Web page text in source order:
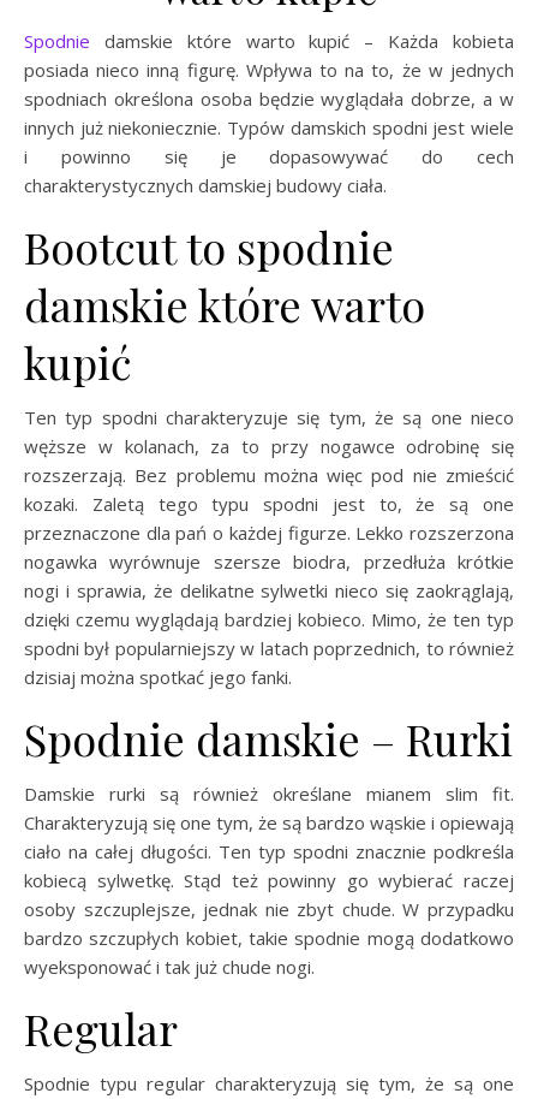
Spodnie damskie które warto kupić – Każda kobieta
posiada nieco inną figurę. Wpływa to na to, że w jednych
spodniach określona osoba będzie wyglądała dobrze, a w
innych już niekoniecznie. Typów damskich spodni jest wiele
i powinno się je dopasowywać do cech
charakterystycznych damskiej budowy ciała.
Bootcut to spodnie
damskie które warto
kupić
Ten typ spodni charakteryzuje się tym, że są one nieco
węższe w kolanach, za to przy nogawce odrobinę się
rozszerzają. Bez problemu można więc pod nie zmieścić
kozaki. Zaletą tego typu spodni jest to, że są one
przeznaczone dla pań o każdej figurze. Lekko rozszerzona
nogawka wyrównuje szersze biodra, przedłuża krótkie
nogi i sprawia, że delikatne sylwetki nieco się zaokrąglają,
dzięki czemu wyglądają bardziej kobieco. Mimo, że ten typ
spodni był popularniejszy w latach poprzednich, to również
dzisiaj można spotkać jego fanki.
Spodnie damskie – Rurki
Damskie rurki są również określane mianem slim fit.
Charakteryzują się one tym, że są bardzo wąskie i opiewają
ciało na całej długości. Ten typ spodni znacznie podkreśla
kobiecą sylwetkę. Stąd też powinny go wybierać raczej
osoby szczuplejsze, jednak nie zbyt chude. W przypadku
bardzo szczupłych kobiet, takie spodnie mogą dodatkowo
wyeksponować i tak już chude nogi.
Regular
Spodnie typu regular charakteryzują się tym, że są one